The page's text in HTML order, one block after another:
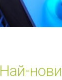
Най-